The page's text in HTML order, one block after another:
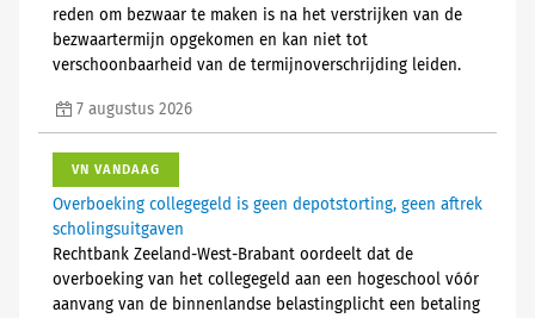
reden om bezwaar te maken is na het verstrijken van de
bezwaartermijn opgekomen en kan niet tot
verschoonbaarheid van de termijnoverschrijding leiden.
7 augustus 2026
VN VANDAAG
Overboeking collegegeld is geen depotstorting, geen aftrek
scholingsuitgaven
Rechtbank Zeeland-West-Brabant oordeelt dat de
overboeking van het collegegeld aan een hogeschool vóór
aanvang van de binnenlandse belastingplicht een betaling